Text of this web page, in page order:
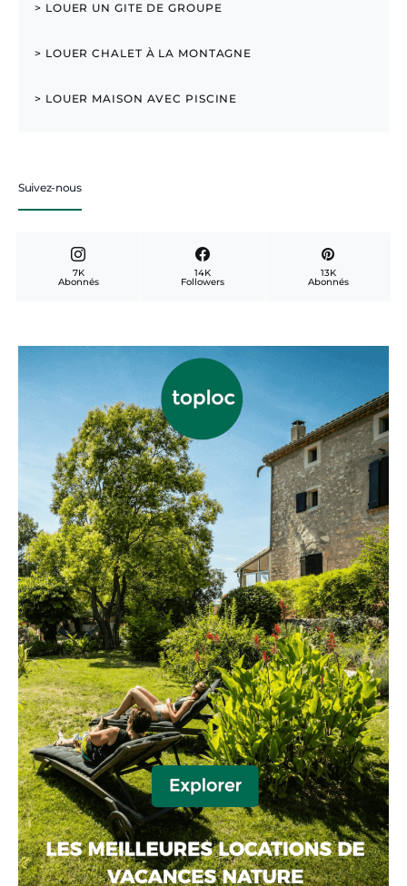
> LOUER UN GITE DE GROUPE
> LOUER CHALET À LA MONTAGNE
> LOUER MAISON AVEC PISCINE
Suivez-nous
7K
Abonnés
14K
Followers
13K
Abonnés